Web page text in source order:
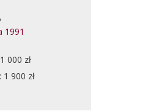
1991
000 zł
900 zł